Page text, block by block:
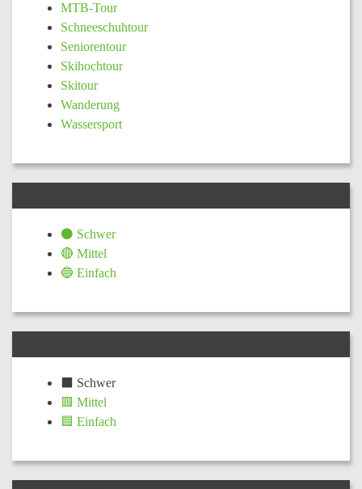
MTB-Tour
Schneeschuhtour
Seniorentour
Skihochtour
Skitour
Wanderung
Wassersport
⚫ Schwer
🔴 Mittel
🔵 Einfach
⬛ Schwer
🟥 Mittel
🟦 Einfach